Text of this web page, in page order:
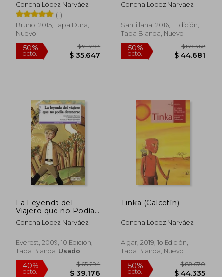
Concha López Narváez
(1)
Bruño, 2015, Tapa Dura,
Nuevo
Concha Lopez Narvaez
Santillana, 2016, 1 Edición,
Tapa Blanda, Nuevo
La Leyenda del
Viajero que no Podía
Detenerse (Leer es
Vivir)
Concha López Narváez
Everest, 2009, 10 Edición,
Tapa Blanda, Usado
Tinka (Calcetín)
Concha López Narváez
Algar, 2019, 1o Edición,
Tapa Blanda, Nuevo